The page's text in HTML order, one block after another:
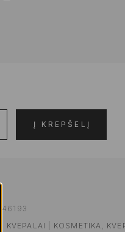
Į KREPŠELĮ
KVEPALAI | KOSMETIKA